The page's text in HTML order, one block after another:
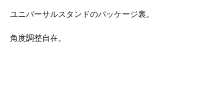
ユニバーサルスタンドのパッケージ裏。
角度調整自在。